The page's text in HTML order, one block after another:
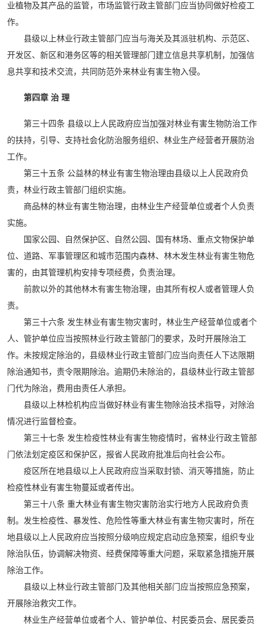
业植物及其产品的监管，市场监管行政主管部门应当协同做好检疫工
作。
县级以上林业行政主管部门应当与海关及其派驻机构、示范区、
开发区、新区和港务区等的相关管理部门建立信息共享机制，加强信
息共享和技术交流，共同防范外来林业有害生物入侵。
第四章 治 理
第三十四条 县级以上人民政府应当加强对林业有害生物防治工作
的扶持，引导、支持社会化防治服务组织、林业生产经营者开展防治
工作。
第三十五条 公益林的林业有害生物治理由县级以上人民政府负
责，林业行政主管部门组织实施。
商品林的林业有害生物治理，由林业生产经营单位或者个人负责
实施。
国家公园、自然保护区、自然公园、国有林场、重点文物保护单
位、道路、军事管理区和城市范围内森林、林木发生林业有害生物危
害的，由其管理机构安排专项经费，负责治理。
前款以外的其他林木有害生物治理，由其所有权人或者管理人负
责。
第三十六条 发生林业有害生物灾害时，林业生产经营单位或者个
人、管护单位应当按照林业行政主管部门的要求，及时开展除治工
作。未按规定除治的，县级林业行政主管部门应当向责任人下达限期
除治通知书，责令限期除治。逾期仍未除治的，县级林业行政主管部
门代为除治，费用由责任人承担。
县级以上林检机构应当做好林业有害生物除治技术指导，对除治
情况进行监督检查。
第三十七条 发生检疫性林业有害生物疫情时，省林业行政主管部
门依法划定疫区和保护区，报省人民政府批准后向社会公布。
疫区所在地县级以上人民政府应当采取封锁、消灭等措施，防止
检疫性林业有害生物蔓延或者传出。
第三十八条 重大林业有害生物灾害防治实行地方人民政府负责
制。发生检疫性、暴发性、危险性等重大林业有害生物灾害时，所在
地县级以上人民政府应当按照分级响应规定启动应急预案，组织专业
除治队伍，协调解决物资、经费保障等重大问题，采取紧急措施开展
除治工作。
县级以上林业行政主管部门及其他相关部门应当按照应急预案，
开展除治救灾工作。
林业生产经营单位或者个人、管护单位、村民委员会、居民委员